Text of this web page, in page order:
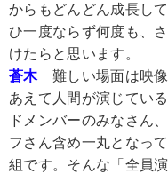
からもどんどん成長し
ひ一度ならず何度も、
けたらと思います。
蒼木難しい場面は映像
あえて人間が演じてい
ドメンバーのみなさん
フさん含め一丸となっ
組です。そんな「全員